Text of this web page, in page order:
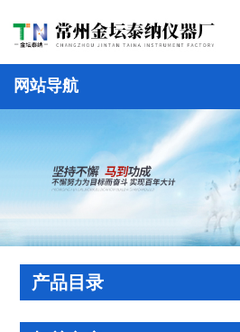
网站导航
产品目录